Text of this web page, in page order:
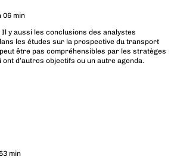
06 min
Il y aussi les conclusions des analystes
les études sur la prospective du transport
être pas compréhensibles par les stratèges
ont d’autres objectifs ou un autre agenda.
min